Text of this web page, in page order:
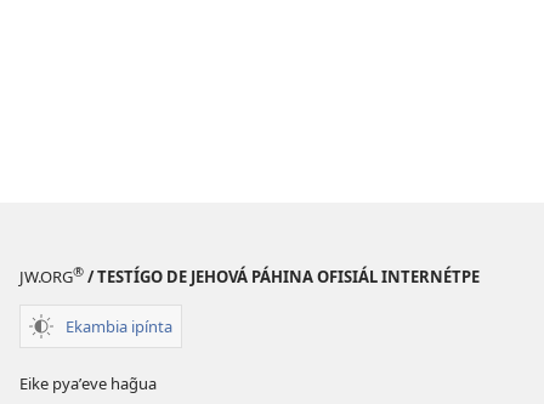
JW.ORG® / TESTÍGO DE JEHOVÁ PÁHINA OFISIÁL INTERNÉTPE
Ekambia ipínta
Eike pyaʼeve hag̃ua